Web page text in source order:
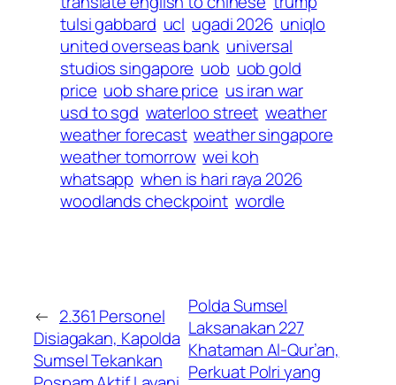
tulsi gabbard ucl ugadi 2026 uniqlo
united overseas bank universal
studios singapore uob uob gold
price uob share price us iran war
usd to sgd waterloo street weather
weather forecast weather singapore
weather tomorrow wei koh
whatsapp when is hari raya 2026
woodlands checkpoint wordle
← 2.361 Personel
Disiagakan, Kapolda
Sumsel Tekankan
Polda Sumsel
Laksanakan 227
Khataman Al-Qur’an,
Perkuat Polri yang